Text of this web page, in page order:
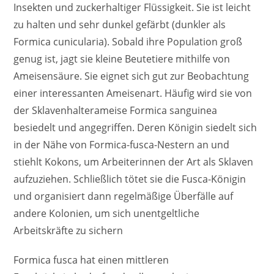
Insekten und zuckerhaltiger Flüssigkeit. Sie ist leicht
zu halten und sehr dunkel gefärbt (dunkler als
Formica cunicularia). Sobald ihre Population groß
genug ist, jagt sie kleine Beutetiere mithilfe von
Ameisensäure. Sie eignet sich gut zur Beobachtung
einer interessanten Ameisenart. Häufig wird sie von
der Sklavenhalterameise Formica sanguinea
besiedelt und angegriffen. Deren Königin siedelt sich
in der Nähe von Formica-fusca-Nestern an und
stiehlt Kokons, um Arbeiterinnen der Art als Sklaven
aufzuziehen. Schließlich tötet sie die Fusca-Königin
und organisiert dann regelmäßige Überfälle auf
andere Kolonien, um sich unentgeltliche
Arbeitskräfte zu sichern
Formica fusca hat einen mittleren